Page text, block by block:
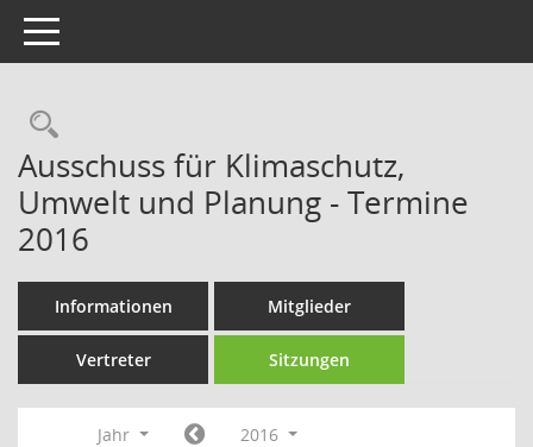
Toggle navigation
Rechercheauswahl
Ausschuss für Klimaschutz,
Umwelt und Planung - Termine
2016
Informationen Mitglieder
Vertreter Sitzungen
Jahr 2016